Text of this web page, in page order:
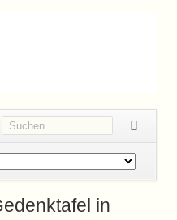
in